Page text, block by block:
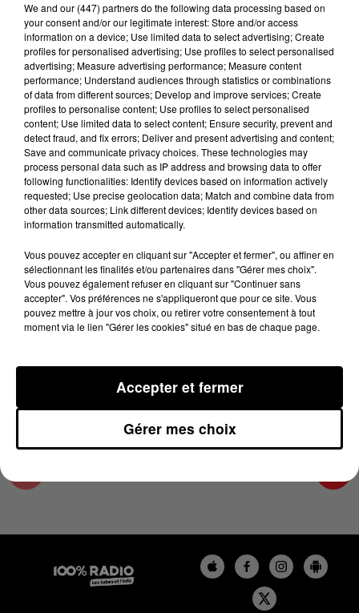
Lecture (2 min 25 sec)
100%
100% Radio les infos de l'Hérault
9 mai 2024 - 2 min 25 sec
LES INFOS DE L'HÉRAULT DU 09/05/2024 À
15H01
Podcasts infos de l'Hérault
We and our (447) partnersdo the following data processing based on
your consent and/or our legitimate interest: Store and/or access
information on a device; Use limited data to select advertising; Create
profiles for personalised advertising; Use profiles to select personalised
advertising; Measure advertising performance; Measure content
performance; Understand audiences through statistics or combinations
of data from different sources; Develop and improve services; Create
profiles to personalise content; Use profiles to select personalised
content; Use limited data to select content; Ensure security, prevent and
detect fraud, and fix errors; Deliver and present advertising and content;
Save and communicate privacy choices. These technologies may
process personal data such as IP address and browsing data to offer
following functionalities: Identify devices based on information actively
requested; Use precise geolocation data; Match and combine data from
other data sources; Link different devices; Identify devices based on
information transmitted automatically.
Vous pouvez accepter en cliquant sur "Accepter et fermer", ou affiner en
sélectionnant les finalités et/ou partenaires dans "Gérer mes choix".
Vous pouvez également refuser en cliquant sur "Continuer sans
accepter". Vos préférences ne s'appliqueront que pour ce site. Vous
pouvez mettre à jour vos choix, ou retirer votre consentement à tout
moment via le lien "Gérer les cookies" situé en bas de chaque page.
Gérer mes choix
Accepter et fermer